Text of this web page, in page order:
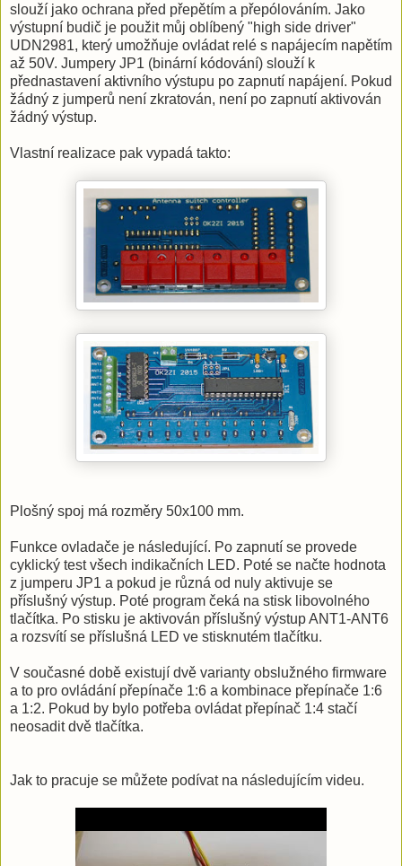
slouží jako ochrana před přepětím a přepólováním. Jako
výstupní budič je použit můj oblíbený "high side driver"
UDN2981, který umožňuje ovládat relé s napájecím napětím
až 50V. Jumpery JP1 (binární kódování) slouží k
přednastavení aktivního výstupu po zapnutí napájení. Pokud
žádný z jumperů není zkratován, není po zapnutí aktivován
žádný výstup.
Vlastní realizace pak vypadá takto:
Plošný spoj má rozměry 50x100 mm.
Funkce ovladače je následující. Po zapnutí se provede
cyklický test všech indikačních LED. Poté se načte hodnota
z jumperu JP1 a pokud je různá od nuly aktivuje se
příslušný výstup. Poté program čeká na stisk libovolného
tlačítka. Po stisku je aktivován příslušný výstup ANT1-ANT6
a rozsvítí se příslušná LED ve stisknutém tlačítku.
V současné době existují dvě varianty obslužného firmware
a to pro ovládání přepínače 1:6 a kombinace přepínače 1:6
a 1:2. Pokud by bylo potřeba ovládat přepínač 1:4 stačí
neosadit dvě tlačítka.
Jak to pracuje se můžete podívat na následujícím videu.